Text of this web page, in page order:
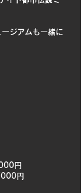
ジアムも一緒に
円
円